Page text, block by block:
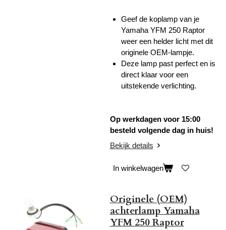
Geef de koplamp van je
Yamaha YFM 250 Raptor
weer een helder licht met dit
originele OEM-lampje.
Deze lamp past perfect en is
direct klaar voor een
uitstekende verlichting.
Op werkdagen voor 15:00
besteld volgende dag in huis!
Bekijk details
In winkelwagen
Originele (OEM)
achterlamp Yamaha
YFM 250 Raptor